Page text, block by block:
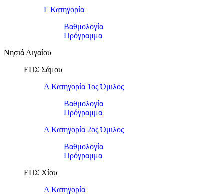
Γ Κατηγορία
Βαθμολογία
Πρόγραμμα
Νησιά Αιγαίου
ΕΠΣ Σάμου
Α Κατηγορία 1ος Όμιλος
Βαθμολογία
Πρόγραμμα
Α Κατηγορία 2ος Όμιλος
Βαθμολογία
Πρόγραμμα
ΕΠΣ Χίου
Α Κατηγορία